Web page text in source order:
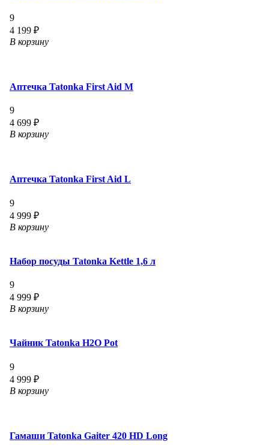
9
4 199 ₽
В корзину
Аптечка Tatonka First Aid M
9
4 699 ₽
В корзину
Аптечка Tatonka First Aid L
9
4 999 ₽
В корзину
Набор посуды Tatonka Kettle 1,6 л
9
4 999 ₽
В корзину
Чайник Tatonka H2O Pot
9
4 999 ₽
В корзину
Гамаши Tatonka Gaiter 420 HD Long